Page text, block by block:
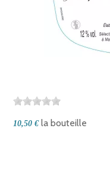
10,50 € la bouteille